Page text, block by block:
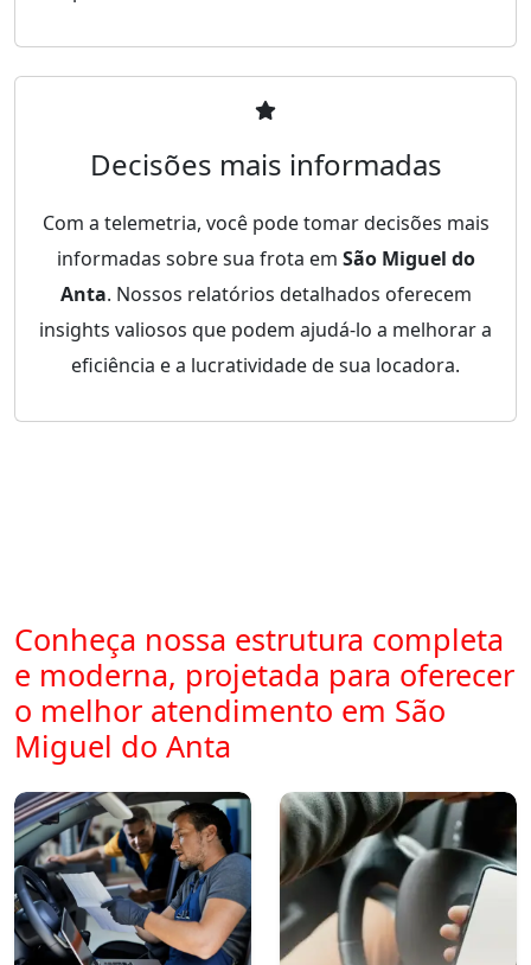
Decisões mais informadas
Com a telemetria, você pode tomar decisões mais
informadas sobre sua frota em São Miguel do
Anta. Nossos relatórios detalhados oferecem
insights valiosos que podem ajudá-lo a melhorar a
eficiência e a lucratividade de sua locadora.
Conheça nossa estrutura completa
e moderna, projetada para oferecer
o melhor atendimento em São
Miguel do Anta